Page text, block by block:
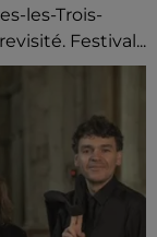
les-Trois-
Festival...